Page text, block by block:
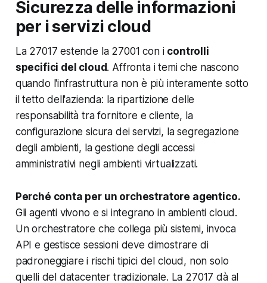
Sicurezza delle informazioni
per i servizi cloud
La 27017 estende la 27001 con i controlli
specifici del cloud. Affronta i temi che nascono
quando l'infrastruttura non è più interamente sotto
il tetto dell'azienda: la ripartizione delle
responsabilità tra fornitore e cliente, la
configurazione sicura dei servizi, la segregazione
degli ambienti, la gestione degli accessi
amministrativi negli ambienti virtualizzati.
Perché conta per un orchestratore agentico.
Gli agenti vivono e si integrano in ambienti cloud.
Un orchestratore che collega più sistemi, invoca
API e gestisce sessioni deve dimostrare di
padroneggiare i rischi tipici del cloud, non solo
quelli del datacenter tradizionale. La 27017 dà al